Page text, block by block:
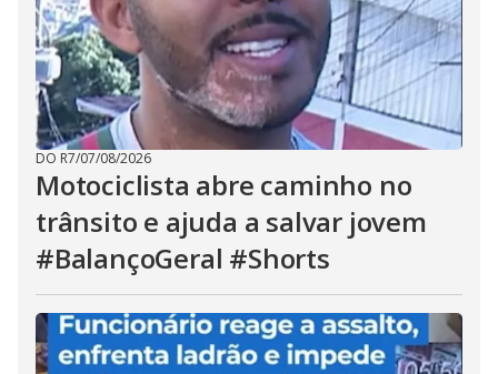
DO R7/07/08/2026
Motociclista abre caminho no
trânsito e ajuda a salvar jovem
#BalançoGeral #Shorts